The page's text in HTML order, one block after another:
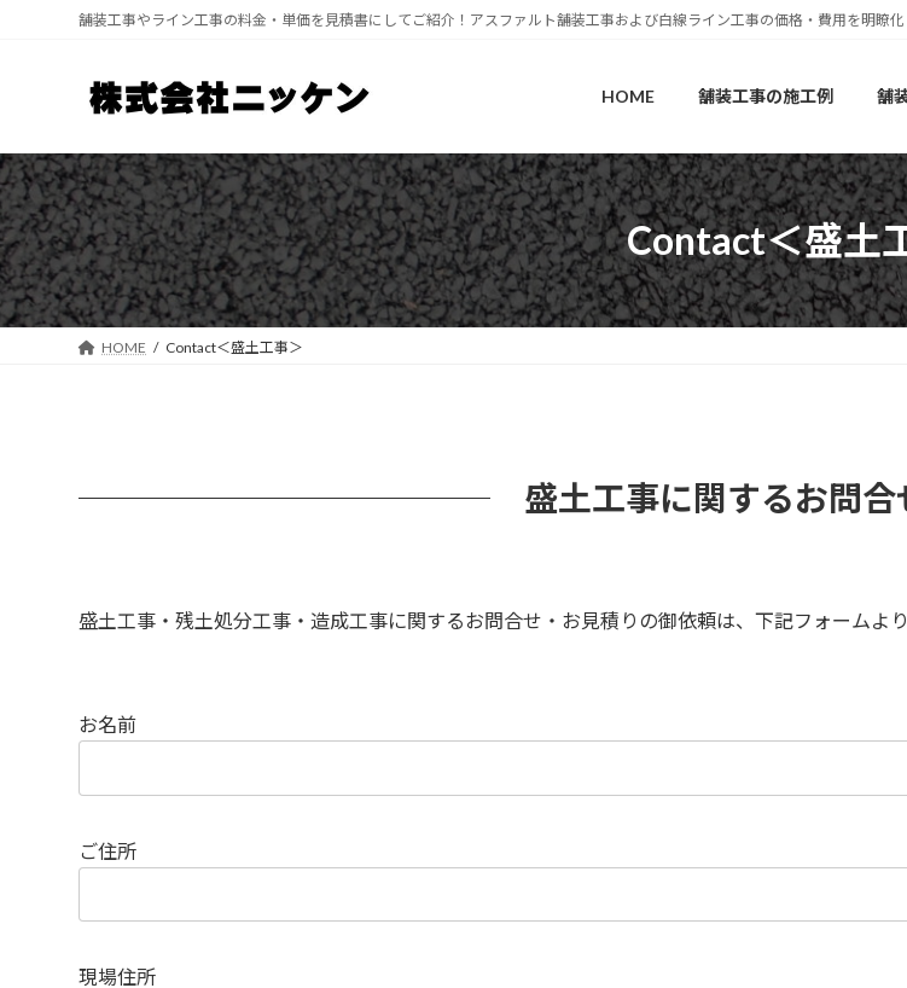
へ
ス
キ
ッ
プ
ョ
ン
に
移
動
舗装工事やライン工事の料金・単価を見積書にしてご紹介！アスファルト舗装工事および白線ライン工事の価格・費用を明瞭化
HOME 舗装工事の施工例 舗
Contact＜盛土
HOME Contact＜盛土工事＞
盛土工事に関するお問合
盛土工事・残土処分工事・造成工事に関するお問合せ・お見積りの御依頼は、下記フォームよ
お名前
ご住所
現場住所